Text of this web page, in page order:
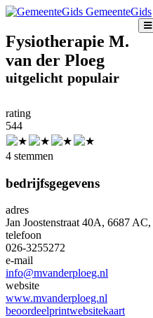
GemeenteGids
Fysiotherapie M.
van der Ploeg
uitgelicht populair
rating
544
4 stemmen
bedrijfsgegevens
adres
Jan Joostenstraat 40A, 6687 AC,
telefoon
026-3255272
e-mail
info@mvanderploeg.nl
website
www.mvanderploeg.nl
beoordeelprintwebsitekaart